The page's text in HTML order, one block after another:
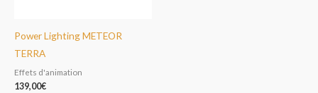
Power Lighting METEOR
TERRA
Effets d'animation
139,00€